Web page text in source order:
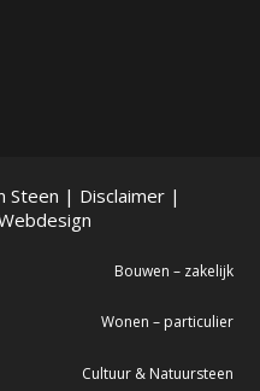
Steen | Disclaimer|
Bouwen – zakelijk
Wonen – particulier
Cultuur & Natuursteen